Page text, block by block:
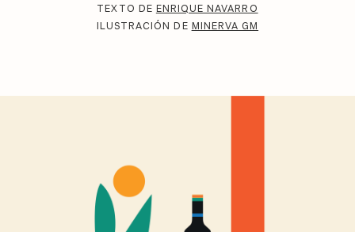
TEXTO DE ENRIQUE NAVARRO
ILUSTRACIÓN DE MINERVA GM